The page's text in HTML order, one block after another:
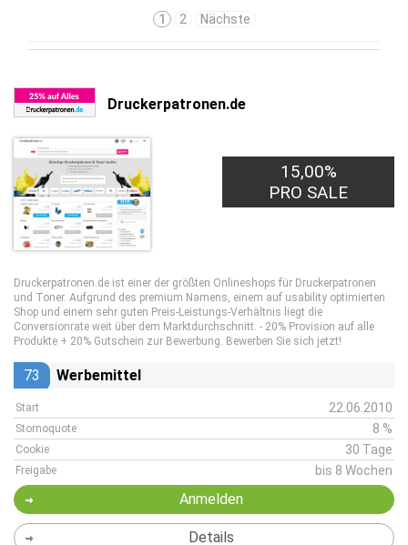
1 2 Nächste
Druckerpatronen.de
15,00%
PRO SALE
Druckerpatronen.de ist einer der größten Onlineshops für Druckerpatronen
und Toner. Aufgrund des premium Namens, einem auf usability optimierten
Shop und einem sehr guten Preis-Leistungs-Verhältnis liegt die
Conversionrate weit über dem Marktdurchschnitt. - 20% Provision auf alle
Produkte + 20% Gutschein zur Bewerbung. Bewerben Sie sich jetzt!
73 Werbemittel
Start 22.06.2010
Stornoquote 8 %
Cookie 30 Tage
Freigabe bis 8 Wochen
Anmelden
Details